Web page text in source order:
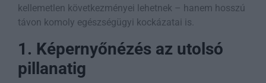
kellemetlen következményei lehetnek – hanem hosszú
távon komoly egészségügyi kockázatai is.
1. Képernyőnézés az utolsó
pillanatig